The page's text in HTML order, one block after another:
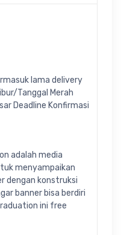
lama delivery
Tanggal Merah
Deadline Konfirmasi
adalah media
menyampaikan
dengan konstruksi
banner bisa berdiri
ini free